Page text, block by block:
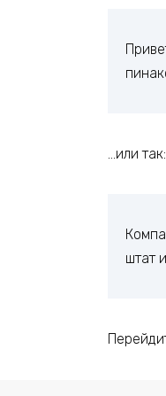
…или так:
штат